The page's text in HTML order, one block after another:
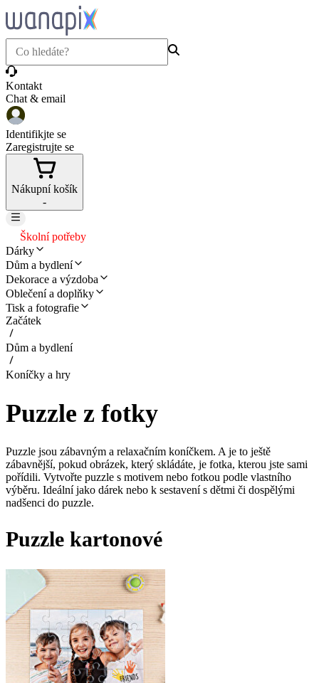
Kontakt
Chat & email
Identifikjte se
Zaregistrujte se
Nákupní košík
-
Školní potřeby
Dárky
Dům a bydlení
Dekorace a výzdoba
Oblečení a doplňky
Tisk a fotografie
Začátek
Dům a bydlení
Koníčky a hry
Puzzle z fotky
Puzzle jsou zábavným a relaxačním koníčkem. A je to ještě
zábavnější, pokud obrázek, který skládáte, je fotka, kterou jste sami
pořídili. Vytvořte puzzle s motivem nebo fotkou podle vlastního
výběru. Ideální jako dárek nebo k sestavení s dětmi či dospělými
nadšenci do puzzle.
Puzzle kartonové